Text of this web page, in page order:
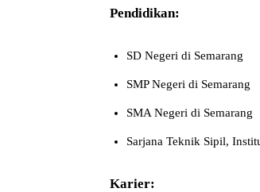
Pendidikan:
SD Negeri di Semarang
SMP Negeri di Semarang
SMA Negeri di Semarang
Sarjana Teknik Sipil,
Karier: